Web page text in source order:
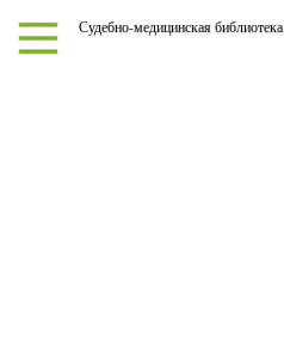
Судебно-медицинская библиотека